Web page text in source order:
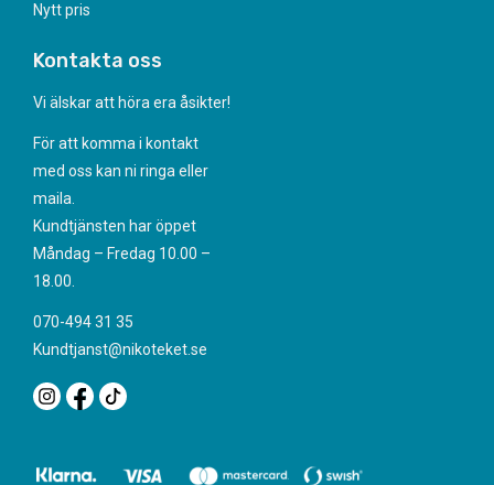
Nytt pris
Kontakta oss
Vi älskar att höra era åsikter!
För att komma i kontakt
med oss kan ni ringa eller
maila.
Kundtjänsten har öppet
Måndag – Fredag 10.00 –
18.00.
070-494 31 35
Kundtjanst@nikoteket.se